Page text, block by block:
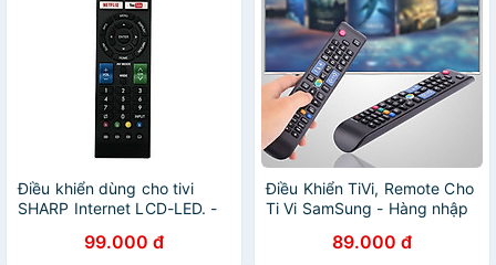
Điều khiển dùng cho tivi
SHARP Internet LCD-LED. -
99.000 đ
Điều Khiển TiVi, Remote Cho
Ti Vi SamSung - Hàng nhập
89.000 đ